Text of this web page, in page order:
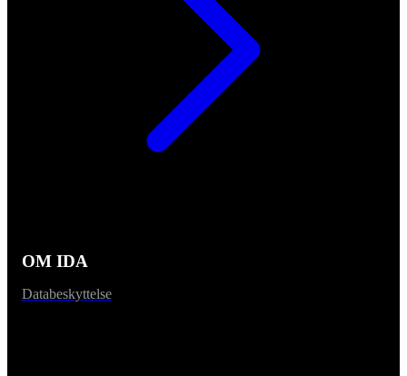
OM IDA
Databeskyttelse